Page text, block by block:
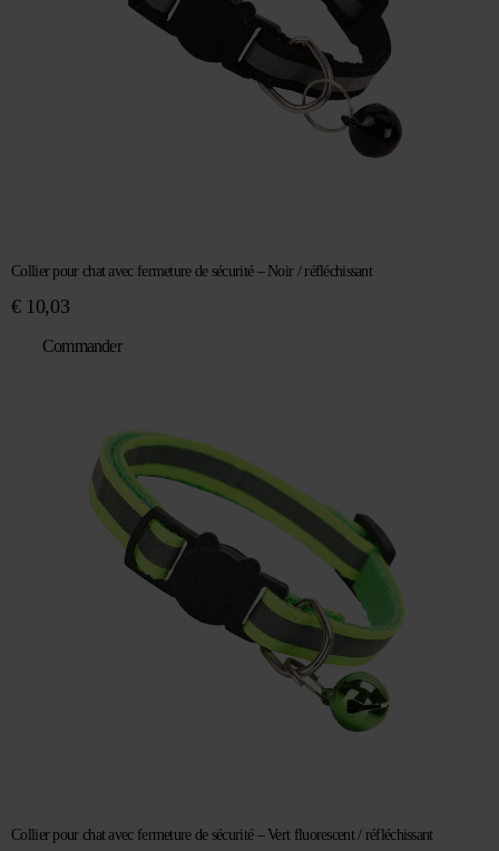
Collier pour chat avec fermeture de sécurité – Noir / réfléchissant
€10,03
Commander
Collier pour chat avec fermeture de sécurité – Vert fluorescent / réfléchissant